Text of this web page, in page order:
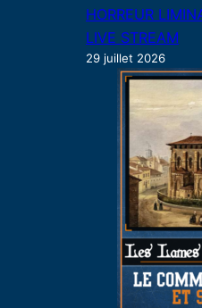
HORREUR
LIVE STREAM
29 juillet 2026